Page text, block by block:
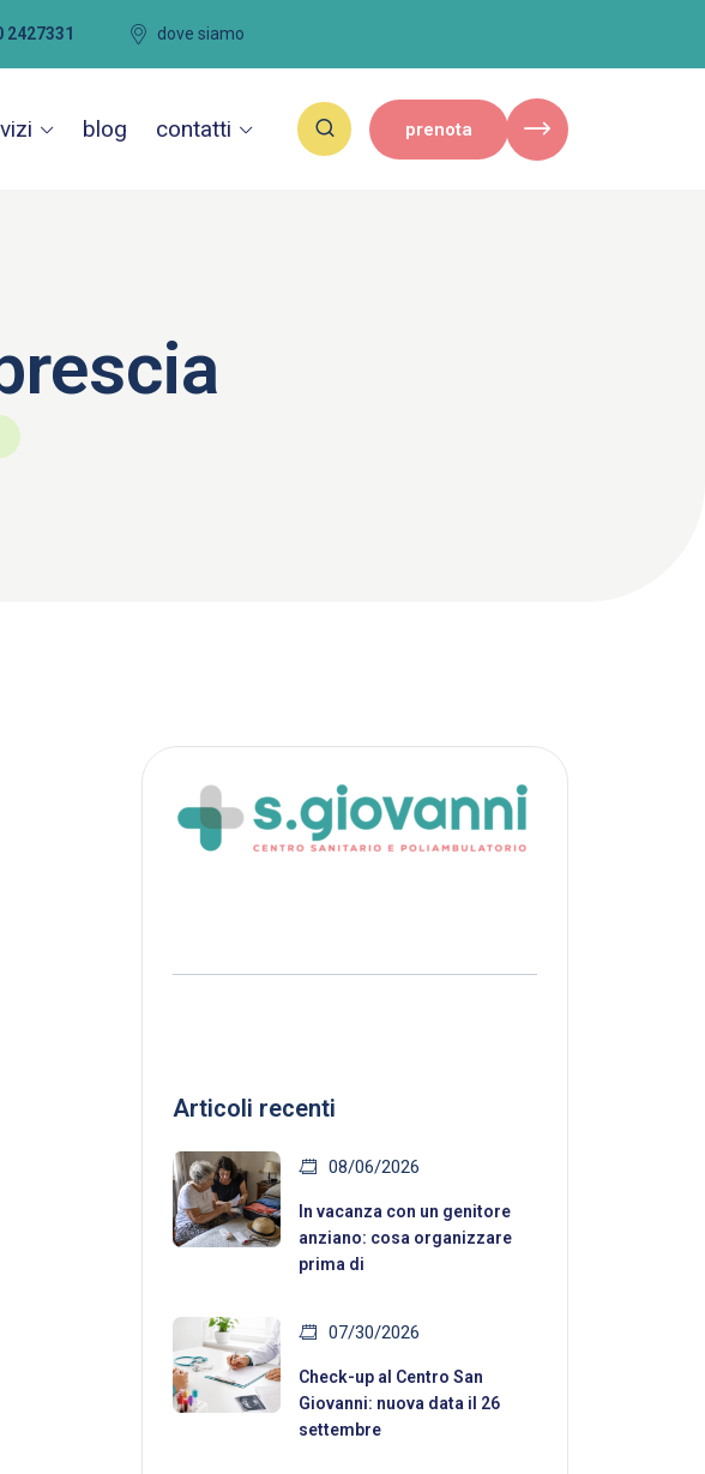
2427331 dove siamo
blog contatti prenota
Articoli recenti
08/06/2026
In vacanza con un genitore
anziano: cosa organizzare
prima di
07/30/2026
Check-up al Centro San
Giovanni: nuova data il 26
settembre